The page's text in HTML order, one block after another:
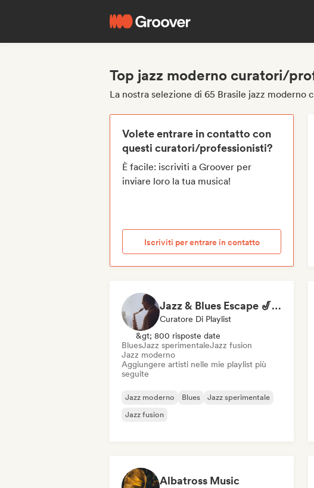
Top jazz moderno curatori/
La nostra selezione di 65 Brasile jazz
Volete entrare in contatto con
questi curatori/professionisti?
È facile: iscriviti a Groover per
inviare loro la tua musica!
Iscriviti per entrare in contatto
Jazz & Blues Escape 🎷 Vocal Jazz, Soul Blues & Classic Standards
Curatore Di Playlist
&gt; 800 risposte date
BluesJazz sperimentaleJazz fusion
Jazz moderno
Aggiungere artisti nelle mie playlist più
seguite
Jazz moderno Blues
Jazz sperimentale
Jazz fusion
Albatross Music